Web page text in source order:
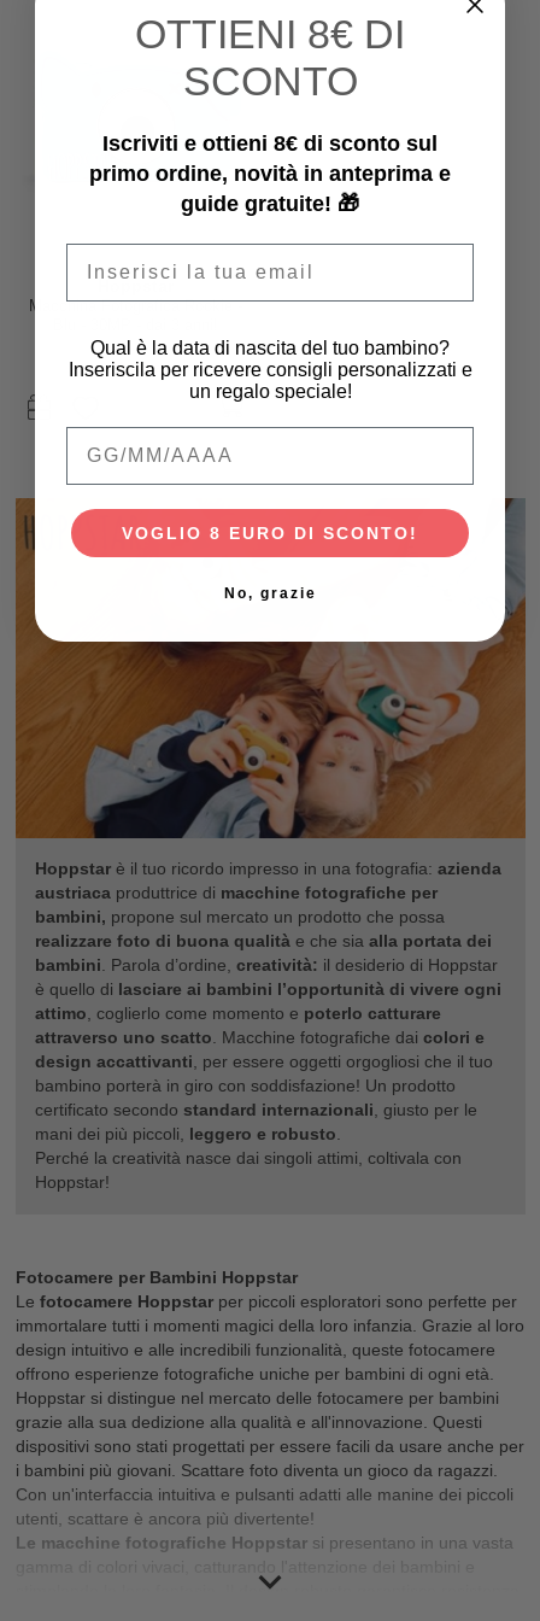
Macchina Fotografica Rookie -
72,90 €
Hoppstarè il tuo ricordo impresso in una fotografia: azienda
austriaca produttrice di macchine fotografiche per
bambini, propone sul mercato un prodotto che possa
realizzare foto di buona qualità e che sia alla portata dei
bambini . Parola d’ordine, creatività: il desiderio di Hoppstar
è quello di lasciare ai bambini l’opportunità di vivere ogni
attimo , coglierlo come momento e poterlo catturare
attraverso uno scatto . Macchine fotografiche dai colori e
design accattivanti , per essere oggetti orgogliosi che il tuo
bambino porterà in giro con soddisfazione! Un prodotto
certificato secondo standard internazionali , giusto per le
mani dei più piccoli,
leggero e robusto
Perché la creatività nasce dai singoli attimi, coltivala con
Hoppstar!
Fotocamere per Bambini Hoppstar
Le fotocamere Hoppstarper piccoli esploratori sono perfette per
immortalare tutti i momenti magici della loro infanzia. Grazie al loro
design intuitivo e alle incredibili funzionalità, queste fotocamere
offrono esperienze fotografiche uniche per bambini di ogni età.
Hoppstar si distingue nel mercato delle fotocamere per bambini
grazie alla sua dedizione alla qualità e all'innovazione. Questi
dispositivi sono stati progettati per essere facili da usare anche per
i bambini più giovani. Scattare foto diventa un gioco da ragazzi.
Con un'interfaccia intuitiva e pulsanti adatti alle manine dei piccoli
utenti, scattare è ancora più divertente!
Le macchine fotografiche Hoppstarsi presentano in una vasta
stimolando la loro fantasia. Il design robusto garantisce resistenza
OTTIENI 8€ DI
SCONTO
Iscriviti e ottieni 8€ di sconto sul
primo ordine, novità in anteprima e
guide gratuite! 🎁
Qual è la data di nascita del tuo bambino?
Inseriscila per ricevere consigli personalizzati e
un regalo speciale!
VOGLIO 8 EURO DI SCONTO!
No, grazie